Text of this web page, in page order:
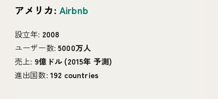
アメリカ: Airbnb
設立年: 2008
ユーザー数:5000万人
売上: 9億ドル (2015年 予測)
進出国数: 192 countries